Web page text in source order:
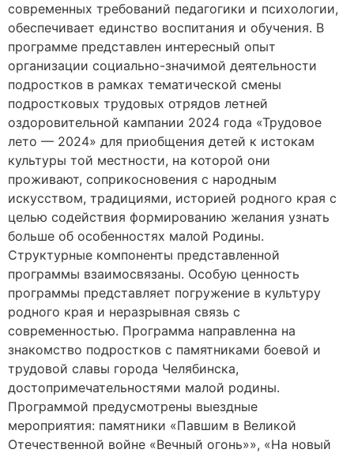
современных требований педагогики и психологии,
обеспечивает единство воспитания и обучения. В
программе представлен интересный опыт
организации социально-значимой деятельности
подростков в рамках тематической смены
подростковых трудовых отрядов летней
оздоровительной кампании 2024 года «Трудовое
лето — 2024» для приобщения детей к истокам
культуры той местности, на которой они
проживают, соприкосновения с народным
искусством, традициями, историей родного края с
целью содействия формированию желания узнать
больше об особенностях малой Родины.
Структурные компоненты представленной
программы взаимосвязаны. Особую ценность
программы представляет погружение в культуру
родного края и неразрывная связь с
современностью. Программа направленна на
знакомство подростков с памятниками боевой и
трудовой славы города Челябинска,
достопримечательностями малой родины.
Программой предусмотрены выездные
мероприятия: памятники «Павшим в Великой
Отечественной войне «Вечный огонь»», «На новый